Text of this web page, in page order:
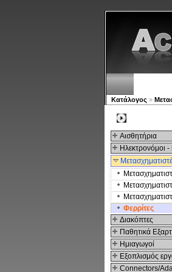
Κατάλογος »
Αισθητήρια
Ηλεκτρονόμοι -
Φερρίτες
Διακόπτες
Παθητικά
Hμιαγωγοί
Εξοπλισμός
Connectors/